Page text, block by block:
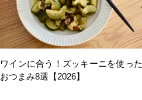
ワインに合う！ズッキーニを使った
おつまみ8選【2026】